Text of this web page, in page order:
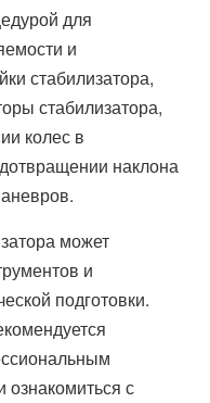
для
и
стабилизатора,
стабилизатора,
колес в
наклона
может
и
подготовки.
с